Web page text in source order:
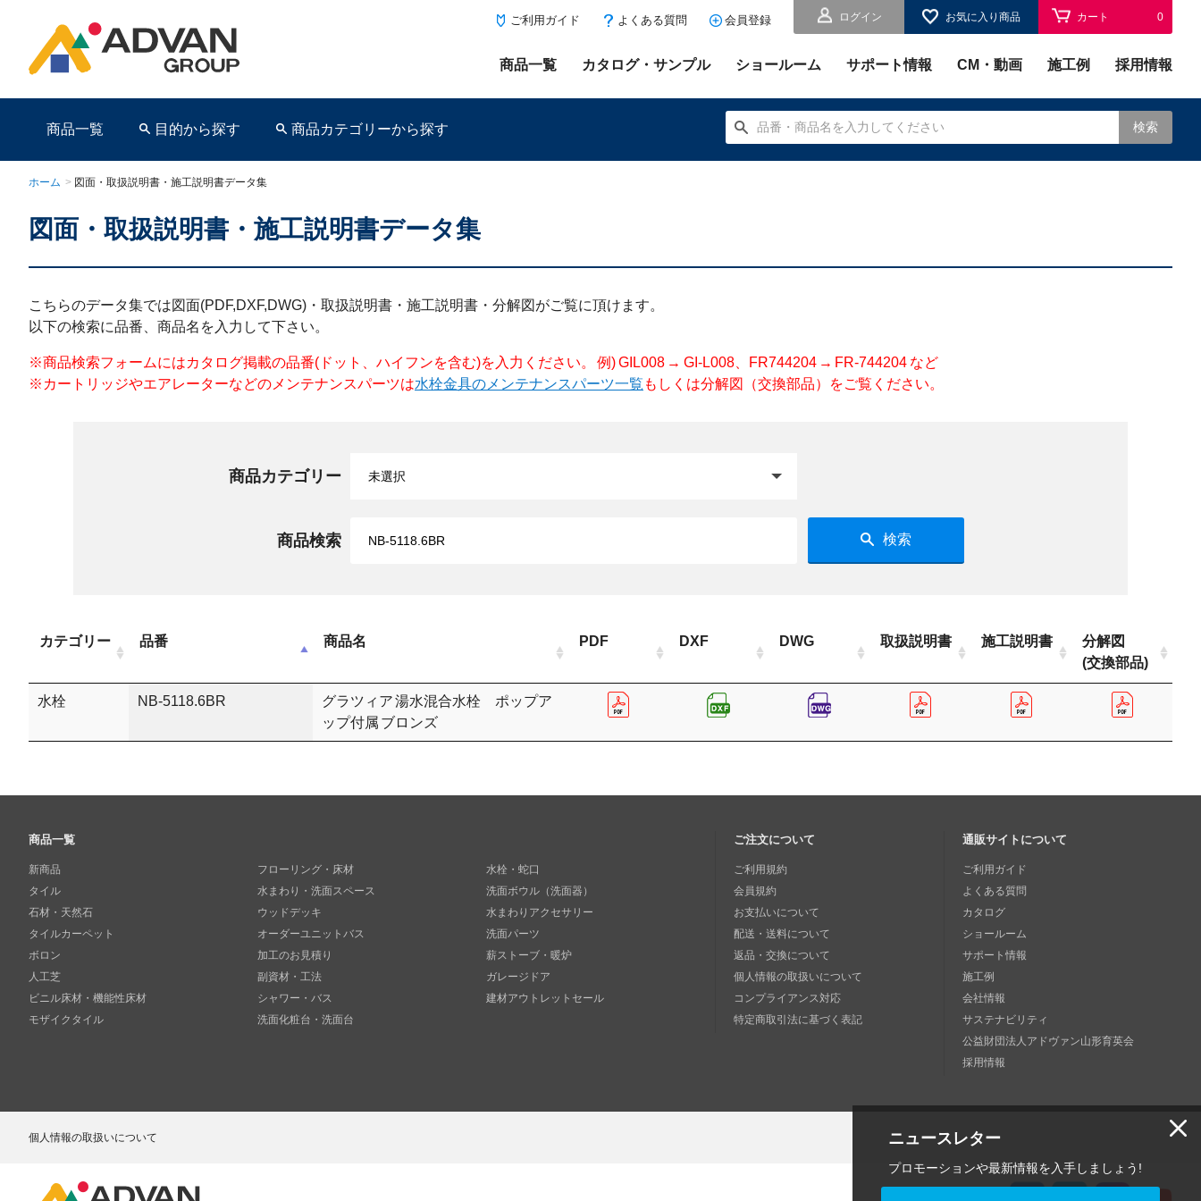
ログイン お気に入り商品 カート 0
ご利用ガイド よくある質問 会員登録
商品一覧 カタログ・サンプル ショールーム サポート情報 CM・動画 施工例 採用情報
商品一覧 目的から探す 商品カテゴリーから探す 検索
ニュースレター
プロモーションや最新情報を入手しましょう!
ホーム > 図面・取扱説明書・施工説明書データ集
図面・取扱説明書・施工説明書データ集
こちらのデータ集では図面(PDF,DXF,DWG)・取扱説明書・施工説明書・分解図がご覧に頂けます。
以下の検索に品番、商品名を入力して下さい。
※商品検索フォームにはカタログ掲載の品番(ドット、ハイフンを含む)を入力ください。 例) GIL008 → GI-L008、FR744204 → FR-744204 など
※カートリッジやエアレーターなどのメンテナンスパーツは水栓金具のメンテナンスパーツ一覧 もしくは分解図（交換部品）をご覧ください。
商品カテゴリー
商品検索 検索
カテゴリー 品番 商品名 PDF DXF DWG 取扱説明書 施工説明書
分解図
(交換部品)
水栓 NB-5118.6BR
グラツィア 湯水混合水栓 ポップア
ップ付属 ブロンズ
商品一覧
新商品
タイル
石材・天然石
タイルカーペット
ボロン
人工芝
ビニル床材・機能性床材
モザイクタイル
フローリング・床材
水まわり・洗面スペース
ウッドデッキ
オーダーユニットバス
加工のお見積り
副資材・工法
シャワー・バス
洗面化粧台・洗面台
水栓・蛇口
洗面ボウル（洗面器）
水まわりアクセサリー
洗面パーツ
薪ストーブ・暖炉
ガレージドア
建材アウトレットセール
ご注文について
ご利用規約
会員規約
お支払いについて
配送・送料について
返品・交換について
個人情報の取扱いについて
コンプライアンス対応
特定商取引法に基づく表記
通販サイトについて
ご利用ガイド
よくある質問
カタログ
ショールーム
サポート情報
施工例
会社情報
サステナビリティ
公益財団法人アドヴァン山形育英会
採用情報
個人情報の取扱いについて